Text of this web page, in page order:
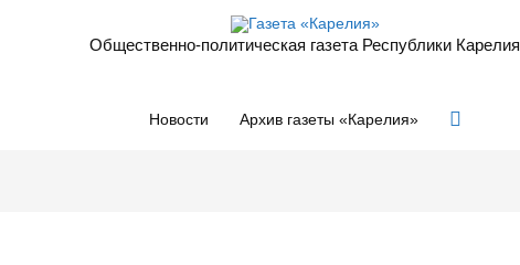
Общественно-политическая газета Республики Карелия
Новости Архив газеты «Карелия» Поиск